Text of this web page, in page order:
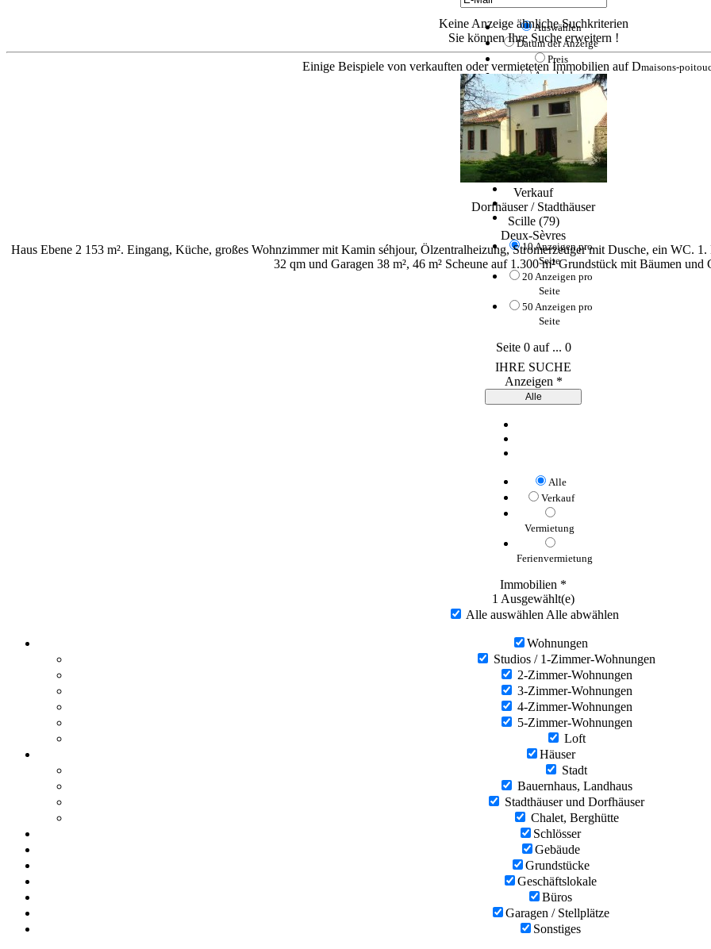
Auswählen
Datum der Anzeige
Preis
Anzahl der
Schlafzimmer
Fläche der
Immobilie
absteigend
10 Anzeigen pro Seite
10 Anzeigen pro
Seite
20 Anzeigen pro
Seite
50 Anzeigen pro
Seite
Seite 0 auf ... 0
Keine Anzeige ähnliche Suchkriterien
Sie können Ihre Suche erweitern !
Einige Beispiele von verkauften oder vermieteten Immobilien aufDmaisons-
Verkauf
Dorfhäuser / Stadthäuser
Scille (79)
Deux-Sèvres
Haus Ebene 2 153 m². Eingang, Küche, großes Wohnzimmer mit Kamin séhjour, Ölzentralheizung, Stromerzeuger mit Dusche, ein WC.
32 qm und Garagen 38 m², 46 m² Scheune auf 1.300 m² Grundstück mit Bäumen und
IHRE SUCHE
Anzeigen *
Alle
Alle
Verkauf
Vermietung
Ferienvermietung
Immobilien *
1 Ausgewählt(e)
Alle auswählen Alle abwählen
Wohnungen
Studios / 1-Zimmer-Wohnungen
2-Zimmer-Wohnungen
3-Zimmer-Wohnungen
4-Zimmer-Wohnungen
5-Zimmer-Wohnungen
Loft
Häuser
Stadt
Bauernhaus, Landhaus
Stadthäuser und Dorfhäuser
Chalet, Berghütte
Schlösser
Gebäude
Grundstücke
Geschäftslokale
Büros
Garagen / Stellplätze
Sonstiges